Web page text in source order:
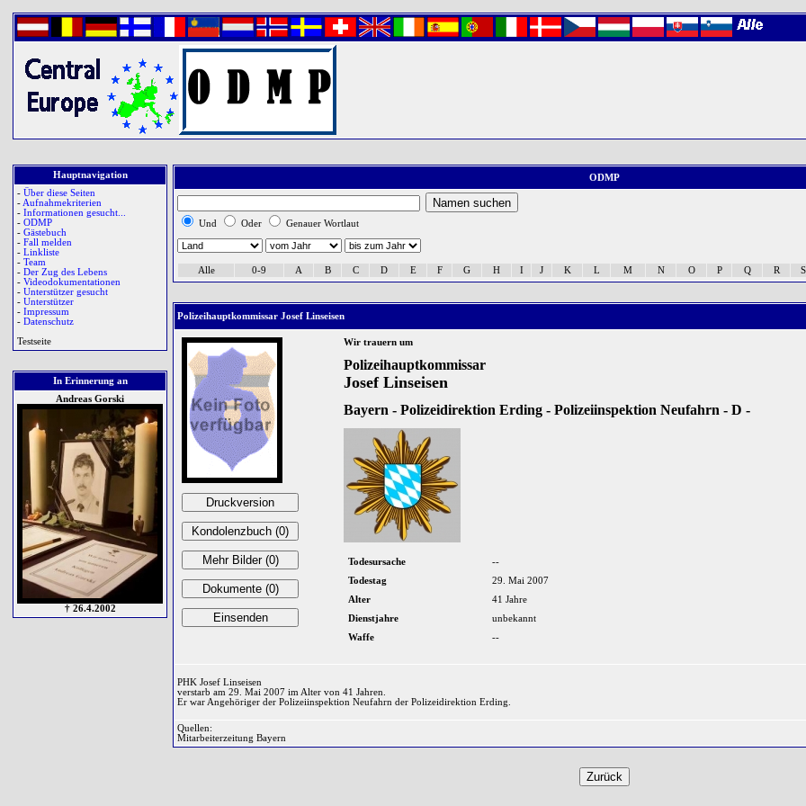
Hauptnavigation
- Über diese Seiten
- Aufnahmekriterien
- Informationen gesucht...
- ODMP
- Gästebuch
- Fall melden
- Linkliste
- Team
- Der Zug des Lebens
- Videodokumentationen
- Unterstützer gesucht
- Unterstützer
- Impressum
- Datenschutz
Testseite
In Erinnerung an
Andreas Gorski
† 26.4.2002
ODMP
Und Oder Genauer Wortlaut
Alle 0-9 A B C D E F G H I J K L M N O P Q R S
Polizeihauptkommissar Josef Linseisen
Wir trauern um
Polizeihauptkommissar
Josef Linseisen
Bayern - Polizeidirektion Erding - Polizeiinspektion Neufahrn - D -
Todesursache
--
Todestag
29. Mai 2007
Alter
41 Jahre
Dienstjahre
unbekannt
Waffe
--
PHK Josef Linseisen
verstarb am 29. Mai 2007 im Alter von 41 Jahren.
Er war Angehöriger der Polizeiinspektion Neufahrn der Polizeidirektion Erding.
Quellen:
Mitarbeiterzeitung Bayern